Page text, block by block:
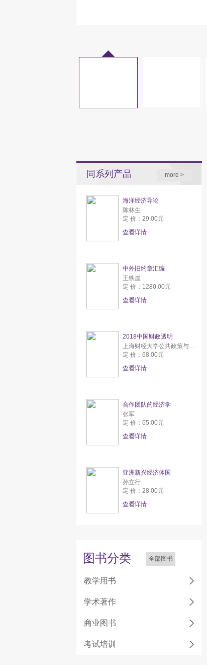
同系列产品 more >
海洋经济导论
陈林生
定 价：29.00元
查看详情
中外旧约章汇编
王铁崖
定 价：1280.00元
查看详情
2018中国财政透明
上海财经大学公共政策与研究中心
定 价：68.00元
查看详情
合作团队的经济学
张军
定 价：65.00元
查看详情
亚洲新兴经济体国
孙立行
定 价：28.00元
查看详情
图书分类 全部图书
教学用书
学术著作
商业图书
考试培训